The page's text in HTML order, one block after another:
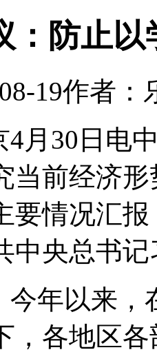
：防止
19作者：
4月30日电
当前经济
要情况汇
中央总书
今年以来，
，各地区